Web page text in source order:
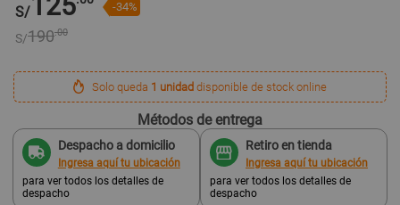
S/ -34%
S/190.00
Solo queda 1 unidad disponible de stock online
Métodos de entrega
Despacho a domicilio
Ingresa aquí tu ubicación
para ver todos los detalles de
despacho
Retiro en tienda
Ingresa aquí tu ubicación
para ver todos los detalles de
despacho